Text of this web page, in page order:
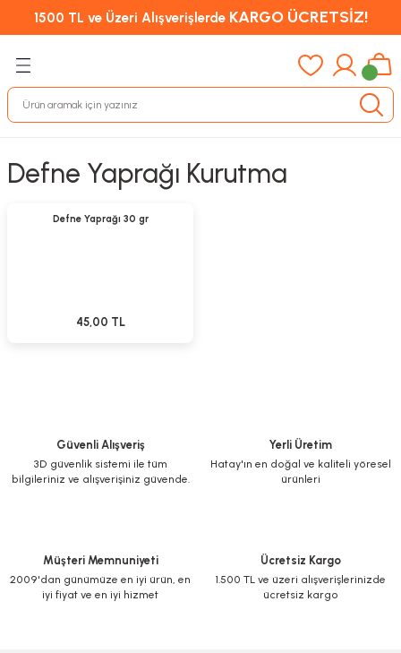
1500 TL ve Üzeri Alışverişlerde KARGO ÜCRETSİZ!
Defne Yaprağı Kurutma
Sepete Ekle
Defne Yaprağı 30 gr
45,00 TL
Güvenli Alışveriş
3D güvenlik sistemi ile tüm
bilgileriniz ve alışverişiniz güvende.
Yerli Üretim
Hatay'ın en doğal ve kaliteli yöresel
ürünleri
Müşteri Memnuniyeti
2009'dan günümüze en iyi ürün, en
iyi fiyat ve en iyi hizmet
Ücretsiz Kargo
1.500 TL ve üzeri alışverişlerinizde
ücretsiz kargo